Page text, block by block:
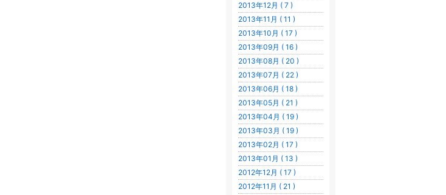
2013年12月 ( 7 )
2013年11月 ( 11 )
2013年10月 ( 17 )
2013年09月 ( 16 )
2013年08月 ( 20 )
2013年07月 ( 22 )
2013年06月 ( 18 )
2013年05月 ( 21 )
2013年04月 ( 19 )
2013年03月 ( 19 )
2013年02月 ( 17 )
2013年01月 ( 13 )
2012年12月 ( 17 )
2012年11月 ( 21 )